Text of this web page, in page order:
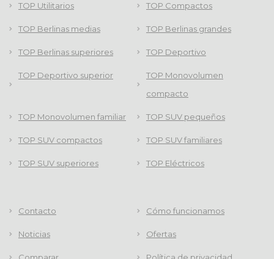
TOP Utilitarios TOP Compactos
TOP Berlinas medias TOP Berlinas grandes
TOP Berlinas superiores TOP Deportivo
TOP Deportivo superior
TOP Monovolumen
compacto
TOP Monovolumen familiar TOP SUV pequeños
TOP SUV compactos TOP SUV familiares
TOP SUV superiores TOP Eléctricos
Contacto Cómo funcionamos
Noticias Ofertas